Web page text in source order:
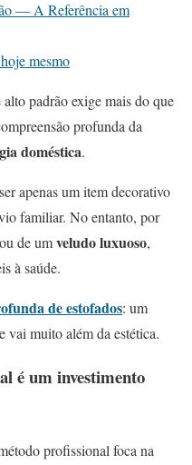
— A Referência em
mesmo
padrão exige mais do que
profunda da
doméstica.
apenas um item decorativo
familiar. No entanto, por
ou de umveludo luxuoso,
à saúde.
de estofados: um
vai muito além da estética.
é um investimento
profissional foca na